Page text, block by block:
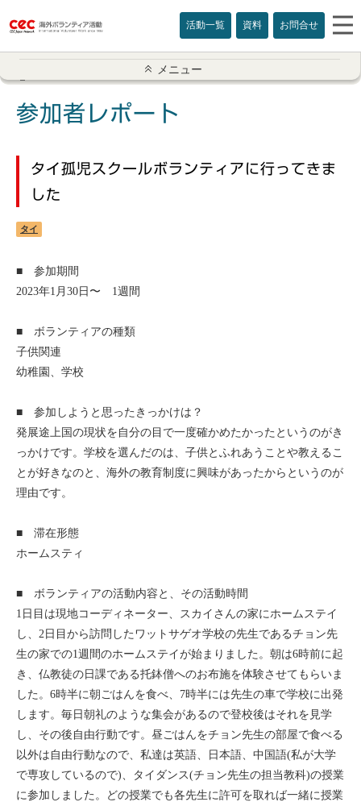
活動一覧 資料 お問合せ
参加者レポート一覧
アメリカ
インド
オーストラリア
カナダ
スリランカ
タイ
台湾
中国/海南島
ニュージーランド
バリ
ベトナム
マルタ島
モンゴル
ジョグジャ
メニュー
参加者レポート
タイ孤児スクールボランティアに行ってきま
した
タイ
■ 参加期間
2023年1月30日〜 1週間
■ ボランティアの種類
子供関連
幼稚園、学校
■ 参加しようと思ったきっかけは？
発展途上国の現状を自分の目で一度確かめたかったというのがき
っかけです。学校を選んだのは、子供とふれあうことや教えるこ
とが好きなのと、海外の教育制度に興味があったからというのが
理由です。
■ 滞在形態
ホームスティ
■ ボランティアの活動内容と、その活動時間
1日目は現地コーディネーター、スカイさんの家にホームステイ
し、2日目から訪問したワットサゲオ学校の先生であるチョン先
生の家での1週間のホームステイが始まりました。朝は6時前に起
き、仏教徒の日課である托鉢僧へのお布施を体験させてもらいま
した。6時半に朝ごはんを食べ、7時半には先生の車で学校に出発
します。毎日朝礼のような集会があるので登校後はそれを見学
し、その後自由行動です。昼ごはんをチョン先生の部屋で食べる
以外は自由行動なので、私達は英語、日本語、中国語(私が大学
で専攻しているので)、タイダンス(チョン先生の担当教科)の授業
に参加しました。どの授業でも各先生に許可を取れば一緒に授業